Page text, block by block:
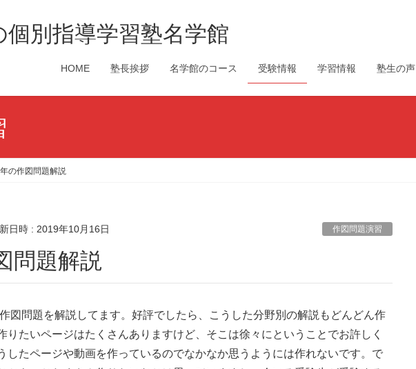
個別指導学習塾名学館
HOME 塾長挨拶 名学館のコース 受験情報 学習情報 塾生の声
の作図問題解説
日時 : 2019年10月16日 作図問題演習
問題解説
図問題を解説してます。好評でしたら、こうした分野別の解説もどんどん作
りたいページはたくさんありますけど、そこは徐々にということでお許しく
したページや動画を作っているのでなかなか思うようには作れないです。で